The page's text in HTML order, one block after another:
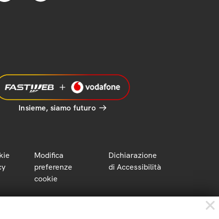
Insieme, siamo futuro
Modifica
preferenze
cookie
Dichiarazione
di Accessibilità